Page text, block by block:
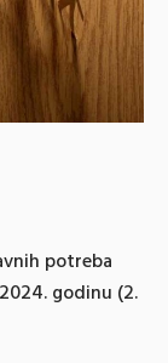
potreba
godinu (2.